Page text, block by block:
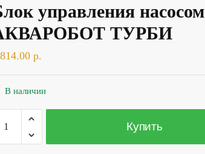
управления насосом
ТУРБИ
р.
В наличии
Купить